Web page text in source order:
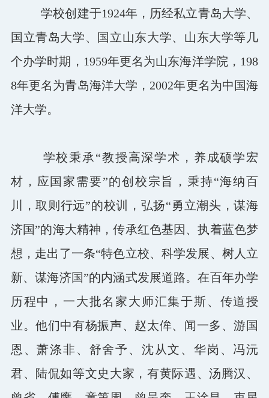
学校创建于1924年，历经私立青岛大学、
国立青岛大学、国立山东大学、山东大学等几
个办学时期，1959年更名为山东海洋学院，198
8年更名为青岛海洋大学，2002年更名为中国海
洋大学。
学校秉承“教授高深学术，养成硕学宏
材，应国家需要”的创校宗旨，秉持“海纳百
川，取则行远”的校训，弘扬“勇立潮头，谋海
济国”的海大精神，传承红色基因、执着蓝色梦
想，走出了一条“特色立校、科学发展、树人立
新、谋海济国”的内涵式发展道路。在百年办学
历程中，一大批名家大师汇集于斯、传道授
业。他们中有杨振声、赵太侔、闻一多、游国
恩、萧涤非、舒舍予、沈从文、华岗、冯沅
君、陆侃如等文史大家，有黄际遇、汤腾汉、